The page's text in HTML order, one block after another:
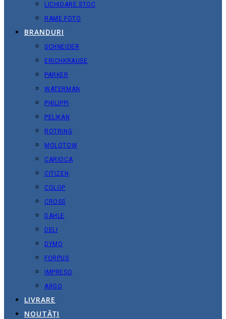
LICHIDARE STOC
RAME FOTO
BRANDURI
SCHNEIDER
ERICHKRAUSE
PARKER
WATERMAN
PHILIPPI
PELIKAN
ROTRING
MOLOTOW
CARIOCA
CITIZEN
COLOP
CROSS
DAHLE
DELI
DYMO
FORPUS
IMPRESO
ARGO
LIVRARE
NOUTĂȚI